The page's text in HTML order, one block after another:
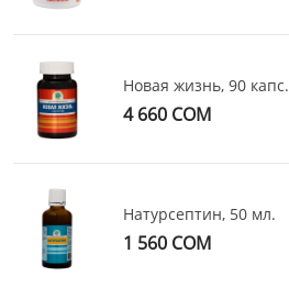
Новая жизнь, 90 капс.
4 660 СОМ
Натурсептин, 50 мл.
1 560 СОМ